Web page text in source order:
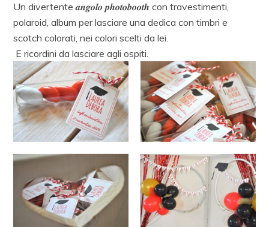
Un divertente 𝒂𝒏𝒈𝒐𝒍𝒐 𝒑𝒉𝒐𝒕𝒐𝒃𝒐𝒐𝒕𝒉 con travestimenti,
polaroid, album per lasciare una dedica con timbri e
scotch colorati, nei colori scelti da lei.
E ricordini da lasciare agli ospiti.